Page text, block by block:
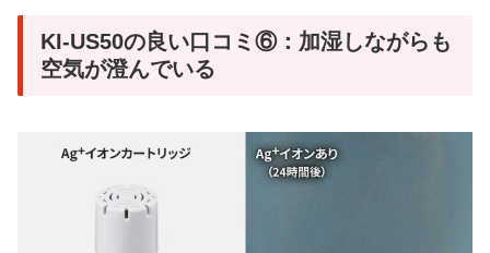
KI-US50の良い口コミ⑥：加湿しながらも
空気が澄んでいる